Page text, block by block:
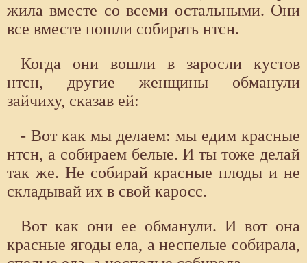
жила вместе со всеми остальными. Они
все вместе пошли собирать нтсн.
Когда они вошли в заросли кустов
нтсн, другие женщины обманули
зайчиху, сказав ей:
- Вот как мы делаем: мы едим красные
нтсн, а собираем белые. И ты тоже делай
так же. Не собирай красные плоды и не
складывай их в свой каросс.
Вот как они ее обманули. И вот она
красные ягоды ела, а неспелые собирала,